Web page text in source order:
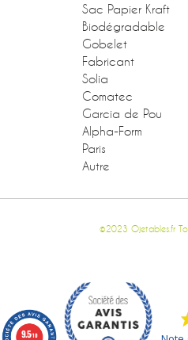
Sac Papier Kraft
Biodégradable
Gobelet
Fabricant
Solia
Comatec
Garcia de Pou
Alpha-Form
Paris
Autre
©2023 Ojetables.fr
9.5/10